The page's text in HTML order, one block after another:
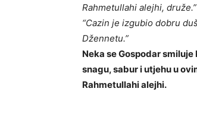
Rahmetullahi alejhi, druže.”
“Cazin je izgubio dobru
Džennetu.”
Neka se Gospodar
snagu, sabur i utjehu u
Rahmetullahi alejhi.